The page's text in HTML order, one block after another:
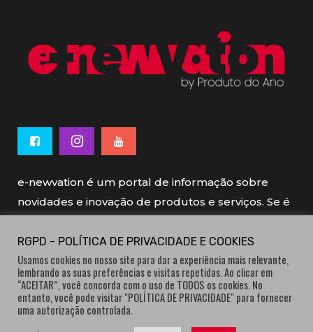
e-newvation é um portal de informação sobre
novidades e inovação de produtos e serviços. Se é
e-newvation tem o patrocínio do “Produto do
Ano”, o prémio de inovação atribuído por
consumidores.
RGPD - POLÍTICA DE PRIVACIDADE E COOKIES
Usamos cookies no nosso site para dar a experiência mais relevante,
lembrando as suas preferências e visitas repetidas. Ao clicar em
“ACEITAR”, você concorda com o uso de TODOS os cookies. No
entanto, você pode visitar "POLÍTICA DE PRIVACIDADE" para fornecer
uma autorização controlada.